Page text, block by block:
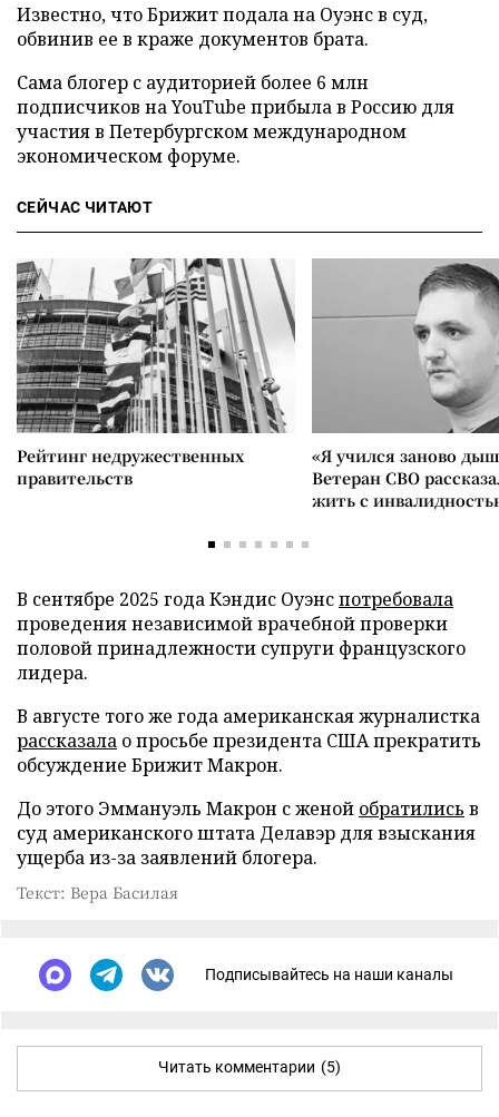
Известно, что Брижит подала на Оуэнс в суд,
обвинив ее в краже документов брата.
Сама блогер с аудиторией более 6 млн
подписчиков на YouTube прибыла в Россию для
участия в Петербургском международном
экономическом форуме.
СЕЙЧАС ЧИТАЮТ
Рейтинг недружественных
правительств
«Я учился заново
Ветеран СВО
жить с
В сентябре 2025 года Кэндис Оуэнспотребовала
проведения независимой врачебной проверки
половой принадлежности супруги французского
лидера.
В августе того же года американская журналистка
рассказала о просьбе президента США прекратить
обсуждение Брижит Макрон.
До этого Эммануэль Макрон с женой обратились в
суд американского штата Делавэр для взыскания
ущерба из-за заявлений блогера.
Текст: Вера Басилая
Подписывайтесь на наши каналы
Читать комментарии (5)